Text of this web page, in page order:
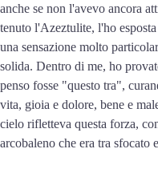
anche se non l'avevo ancora
tenuto l'Azeztulite, l'ho
una sensazione molto
solida. Dentro di me, ho
penso fosse "questo tra",
vita, gioia e dolore, bene e
cielo rifletteva questa forza,
arcobaleno che era tra sfocato